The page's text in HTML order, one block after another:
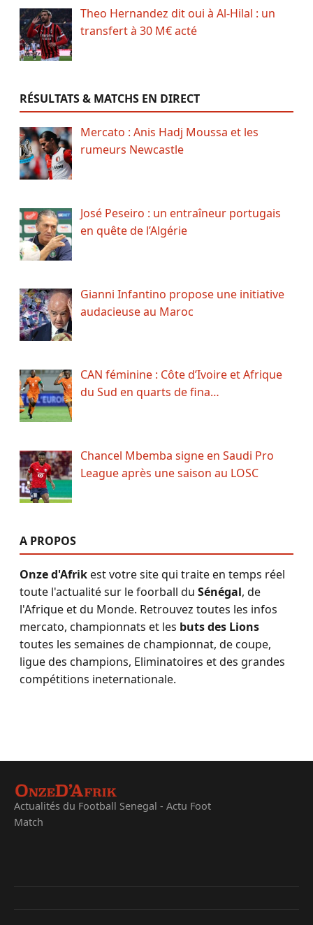
Theo Hernandez dit oui à Al-Hilal : un
transfert à 30 M€ acté
RÉSULTATS & MATCHS EN DIRECT
Mercato : Anis Hadj Moussa et les
rumeurs Newcastle
José Peseiro : un entraîneur portugais
en quête de l’Algérie
Gianni Infantino propose une initiative
audacieuse au Maroc
CAN féminine : Côte d’Ivoire et Afrique
du Sud en quarts de fina…
Chancel Mbemba signe en Saudi Pro
League après une saison au LOSC
A PROPOS
Onze d'Afrikest votre site qui traite en temps réel
toute l'actualité sur le foorball du Sénégal, de
l'Afrique et du Monde. Retrouvez toutes les infos
mercato, championnats et les buts des Lions
toutes les semaines de championnat, de coupe,
ligue des champions, Eliminatoires et des grandes
compétitions ineternationale.
Actualités du Football Senegal - Actu Foot
Match